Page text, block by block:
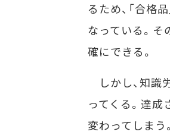
るため、「合格
なっている。そ
確にできる。
しかし、知識
ってくる。達成
変わってしまう